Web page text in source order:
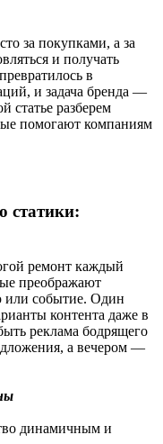
за покупками, а за
и получать
в
и задача бренда —
статье разберем
помогают компаниям
статики:
ремонт каждый
преображают
или событие. Один
контента даже в
реклама бодрящего
а вечером —